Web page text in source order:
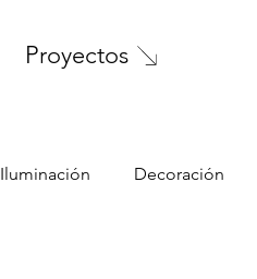
Proyectos
Iluminación Decoración